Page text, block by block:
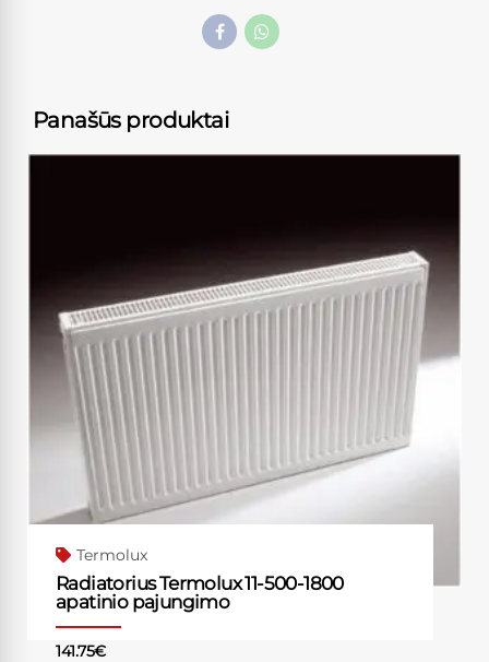
Panašūs produktai
Termolux
Radiatorius Termolux 11-500-1800
apatinio pajungimo
141.75€